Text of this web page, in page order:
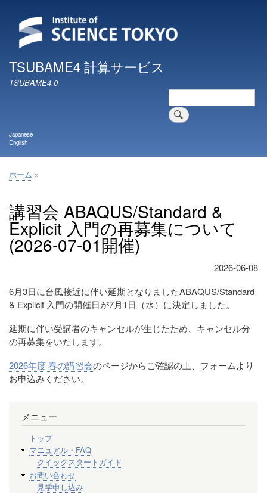
ン
テ
TSUBAME4 計算サービス
TSUBAME4.0
検
索
Japanese
English
パ
く
ず
ホーム
講習会 ABAQUS/Standard &
Explicit 入門の再募集について
(2026-07-01開催)
2026-06-08
6月3日に台風接近に伴い延期となりましたABAQUS/Standard
& Explicit 入門の開催日が7月1日（水）に決定しました。
延期に伴い受講者のキャンセルが生じたため、キャンセル分
の再募集をいたします。
2026年度 春の講習会のページからご確認の上、フォームより
お申込みください。
メニュー
トップ
マニュアル・FAQ
クイックスタートガイド
お問い合わせ
見学申し込み